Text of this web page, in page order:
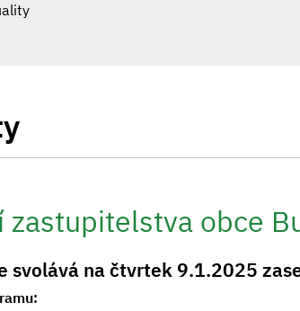
zastupitelstva obce
svolává na čtvrtek 9.1.2025